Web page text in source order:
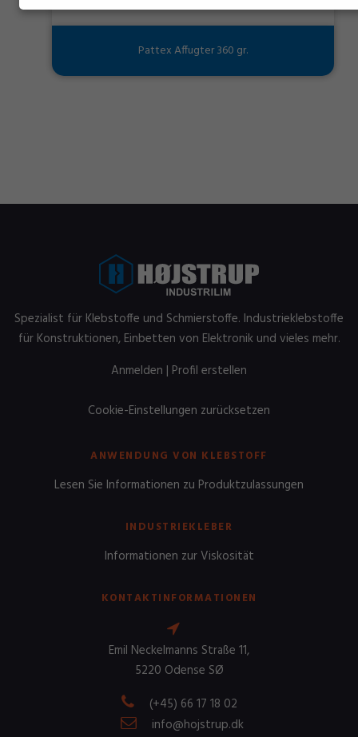
Pattex Affugter 360 gr.
Spezialist für Klebstoffe und Schmierstoffe. Industrieklebstoffe
für Konstruktionen, Einbetten von Elektronik und vieles mehr.
Anmelden | Profil erstellen
Cookie-Einstellungen zurücksetzen
ANWENDUNG VON KLEBSTOFF
Lesen Sie Informationen zu Produktzulassungen
INDUSTRIEKLEBER
Informationen zur Viskosität
KONTAKTINFORMATIONEN
Emil Neckelmanns Straße 11,
5220 Odense SØ
(+45) 66 17 18 02
info@hojstrup.dk